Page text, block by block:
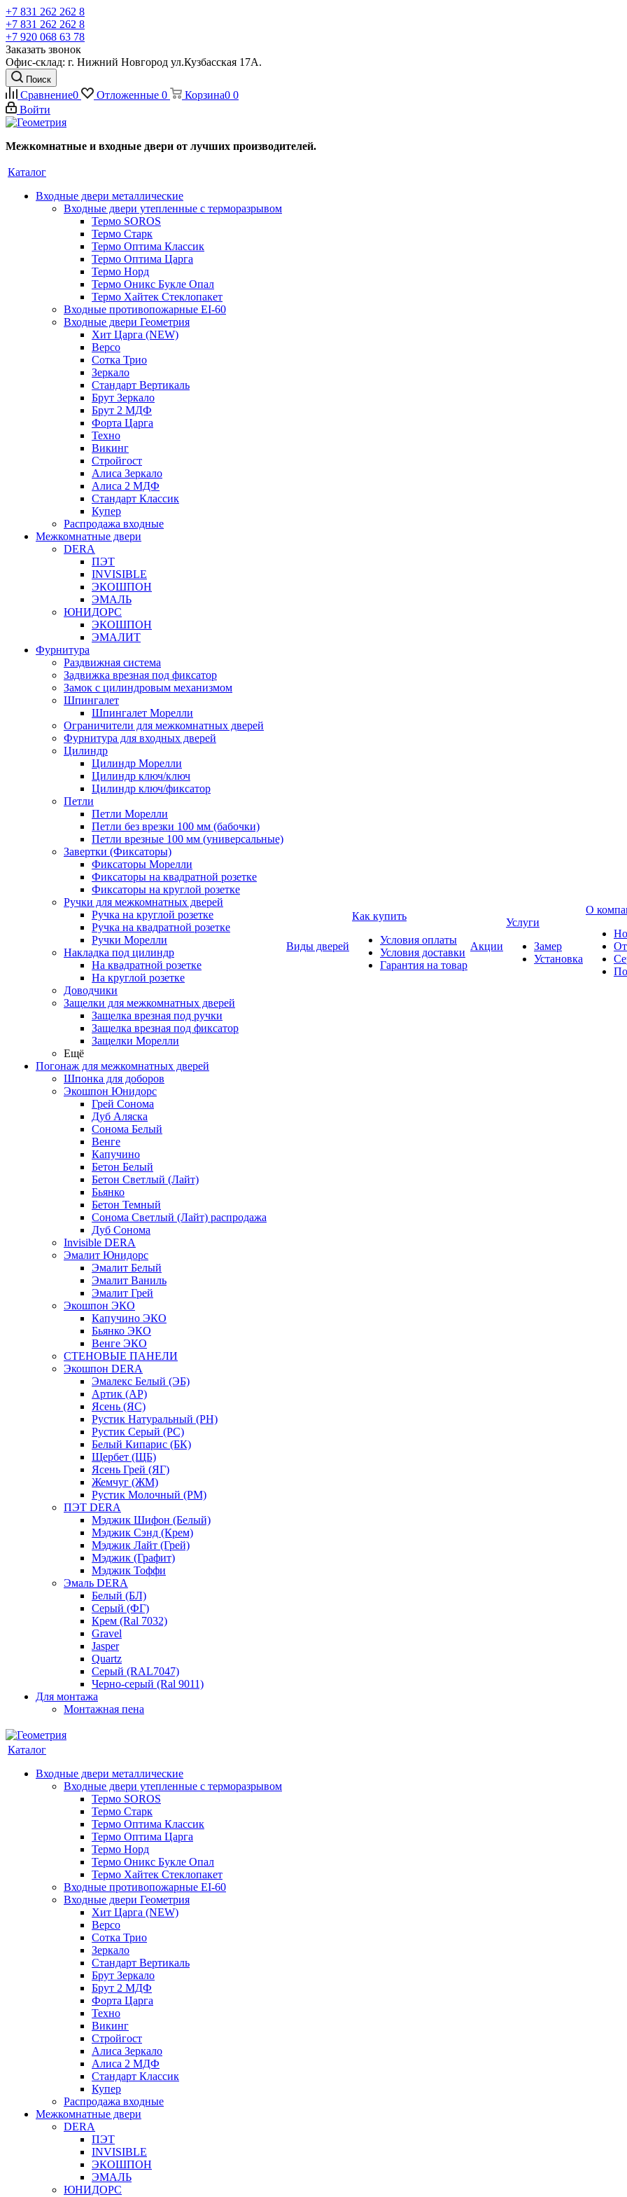
+7 831 262 262 8
+7 831 262 262 8
+7 920 068 63 78
Заказать звонок
Офис-склад: г. Нижний Новгород ул.Кузбасская 17А.
Поиск
Сравнение0 Отложенные 0 Корзина0 0
Войти
Межкомнатные и входные двери от лучших производителей.
Каталог
Входные двери металлические
Входные двери утепленные с терморазрывом
Термо SOROS
Термо Старк
Термо Оптима Классик
Термо Оптима Царга
Термо Норд
Термо Оникс Букле Опал
Термо Хайтек Стеклопакет
Входные противопожарные EI-60
Входные двери Геометрия
Хит Царга (NEW)
Версо
Сотка Трио
Зеркало
Стандарт Вертикаль
Брут Зеркало
Брут 2 МДФ
Форта Царга
Техно
Викинг
Стройгост
Алиса Зеркало
Алиса 2 МДФ
Стандарт Классик
Купер
Распродажа входные
Межкомнатные двери
DERA
ПЭТ
INVISIBLE
ЭКОШПОН
ЭМАЛЬ
ЮНИДОРС
ЭКОШПОН
ЭМАЛИТ
Фурнитура
Раздвижная система
Задвижка врезная под фиксатор
Замок с цилиндровым механизмом
Шпингалет
Шпингалет Морелли
Ограничители для межкомнатных дверей
Фурнитура для входных дверей
Цилиндр
Цилиндр Морелли
Цилиндр ключ/ключ
Цилиндр ключ/фиксатор
Петли
Петли Морелли
Петли без врезки 100 мм (бабочки)
Петли врезные 100 мм (универсальные)
Завертки (Фиксаторы)
Фиксаторы Морелли
Фиксаторы на квадратной розетке
Фиксаторы на круглой розетке
Ручки для межкомнатных дверей
Ручка на круглой розетке
Ручка на квадратной розетке
Ручки Морелли
Накладка под цилиндр
На квадратной розетке
На круглой розетке
Доводчики
Защелки для межкомнатных дверей
Защелка врезная под ручки
Защелка врезная под фиксатор
Защелки Морелли
Ещё
Погонаж для межкомнатных дверей
Шпонка для доборов
Экошпон Юнидорс
Грей Сонома
Дуб Аляска
Сонома Белый
Венге
Капучино
Бетон Белый
Бетон Светлый (Лайт)
Бьянко
Бетон Темный
Сонома Светлый (Лайт) распродажа
Дуб Сонома
Invisible DERA
Эмалит Юнидорс
Эмалит Белый
Эмалит Ваниль
Эмалит Грей
Экошпон ЭКО
Капучино ЭКО
Бьянко ЭКО
Венге ЭКО
СТЕНОВЫЕ ПАНЕЛИ
Экошпон DERA
Эмалекс Белый (ЭБ)
Артик (АР)
Ясень (ЯС)
Рустик Натуральный (РН)
Рустик Серый (РС)
Белый Кипарис (БК)
Щербет (ЩБ)
Ясень Грей (ЯГ)
Жемчуг (ЖМ)
Рустик Молочный (РМ)
ПЭТ DERA
Мэджик Шифон (Белый)
Мэджик Сэнд (Крем)
Мэджик Лайт (Грей)
Мэджик (Графит)
Мэджик Тоффи
Эмаль DERA
Белый (БЛ)
Серый (ФГ)
Крем (Ral 7032)
Gravel
Jasper
Quartz
Серый (RAL7047)
Черно-серый (Ral 9011)
Для монтажа
Монтажная пена
Виды дверей
Как купить
Условия оплаты
Условия доставки
Гарантия на товар
Акции
Услуги
Замер
Установка
О
Каталог
Входные двери металлические
Входные двери утепленные с терморазрывом
Термо SOROS
Термо Старк
Термо Оптима Классик
Термо Оптима Царга
Термо Норд
Термо Оникс Букле Опал
Термо Хайтек Стеклопакет
Входные противопожарные EI-60
Входные двери Геометрия
Хит Царга (NEW)
Версо
Сотка Трио
Зеркало
Стандарт Вертикаль
Брут Зеркало
Брут 2 МДФ
Форта Царга
Техно
Викинг
Стройгост
Алиса Зеркало
Алиса 2 МДФ
Стандарт Классик
Купер
Распродажа входные
Межкомнатные двери
DERA
ПЭТ
INVISIBLE
ЭКОШПОН
ЭМАЛЬ
ЮНИДОРС